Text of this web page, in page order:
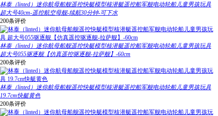
林泰（linted）迷你航母船舰遥控快艇模型核潜艇遥控船军舰电动轮船儿童男孩玩具
超大号40cm-遥控航空母舰-续航30分钟-可下水
200条评价
林泰（linted）迷你航母船舰遥控快艇模型核潜艇遥控船军舰电动轮船儿童男孩玩具
超大号055驱逐舰【仿真遥控驱逐舰-拉萨舰】-60cm
200条评价
林泰（linted）迷你航母船舰遥控快艇模型核潜艇遥控船军舰电动轮船儿童男孩玩具
19.7cm快艇黄色
200条评价